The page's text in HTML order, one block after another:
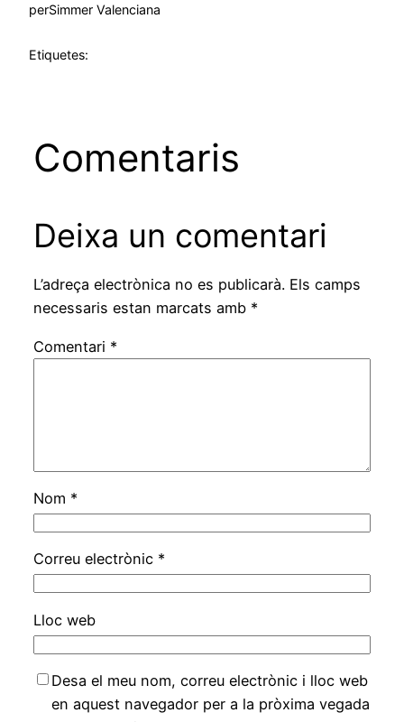
perSimmer Valenciana
Etiquetes:
Comentaris
Deixa un comentari
L’adreça electrònica no es publicarà. Els camps
necessaris estan marcats amb *
Comentari *
Nom *
Correu electrònic *
Lloc web
Desa el meu nom, correu electrònic i lloc web
en aquest navegador per a la pròxima vegada